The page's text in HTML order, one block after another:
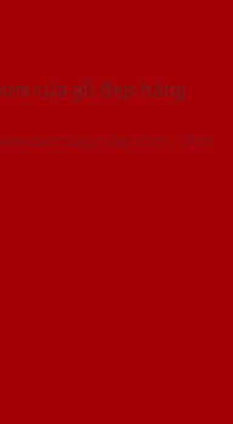
cửa gỗ đẹp hàng
| Đơn